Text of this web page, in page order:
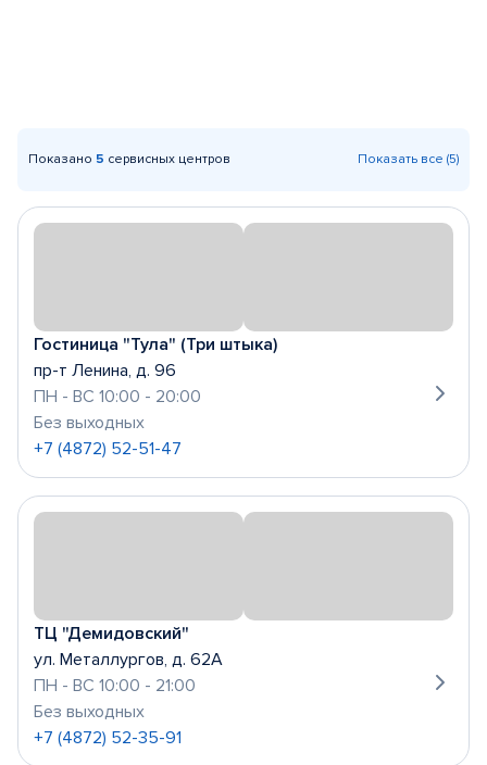
Показано 5 сервисных центров Показать все (5)
Гостиница "Тула" (Три штыка)
пр-т Ленина, д. 96
ПН - ВС 10:00 - 20:00
Без выходных
+7 (4872) 52-51-47
ТЦ "Демидовский"
ул. Металлургов, д. 62А
ПН - ВС 10:00 - 21:00
Без выходных
+7 (4872) 52-35-91